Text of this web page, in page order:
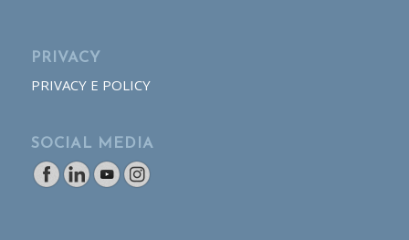
PRIVACY
PRIVACY E POLICY
SOCIAL MEDIA